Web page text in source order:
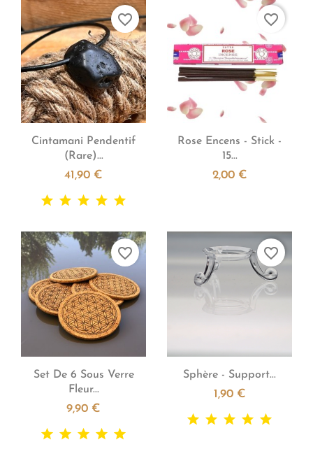
Aperçu rapide
Cintamani Pendentif
(Rare)...
41,90 €
favorite_border
Aperçu rapide
Rose Encens - Stick -
15...
2,00 €
favorite_border
Aperçu rapide
Set De 6 Sous Verre
Fleur...
9,90 €
favorite_border
Aperçu rapide
Sphère - Support...
1,90 €
favorite_border